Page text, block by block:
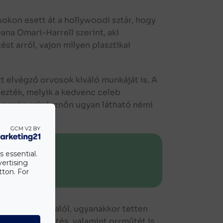
esett át a hollywoodi sztár, hogy
Omari-Harrell szerint, aki
arról, vajon milyen plasztikai
elvégző orvosok kiváló munkáját is. A
melyik a kedvenc celeb
szép színésznőn ugyan látható némi
alól, ugyanakkor tetten
essential.
For